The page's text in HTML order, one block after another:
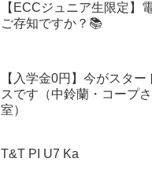
【ECCジュニア生限定】
ご存知ですか？📚
【入学金0円】今がスター
スです（中鈴蘭・コープ
室）
T&T PI U7 Ka